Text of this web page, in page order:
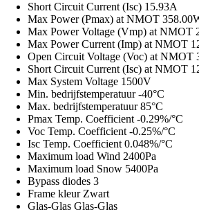
Short Circuit Current (Isc) 15.93A
Max Power (Pmax) at NMOT
Max Power Voltage (Vmp) at NMOT
Max Power Current (Imp) at NMOT
Open Circuit Voltage (Voc) at NMOT
Short Circuit Current (Isc) at NMOT
Max System Voltage 1500V
Min. bedrijfstemperatuur-40°C
Max. bedrijfstemperatuur85°C
Pmax Temp. Coefficient -0.29%/°C
Voc Temp. Coefficient -0.25%/°C
Isc Temp. Coefficient 0.048%/°C
Maximum load Wind 2400Pa
Maximum load Snow 5400Pa
Bypass diodes 3
Frame kleur Zwart
Glas-Glas Glas-Glas